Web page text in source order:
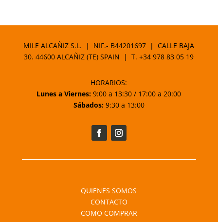
MILE ALCAÑIZ S.L. | NIF.- B44201697 | CALLE BAJA
30. 44600 ALCAÑIZ (TE) SPAIN | T.+34 978 83 05 19
HORARIOS:
Lunes a Viernes: 9:00 a 13:30 / 17:00 a 20:00
Sábados:9:30 a 13:00
QUIENES SOMOS
CONTACTO
COMO COMPRAR